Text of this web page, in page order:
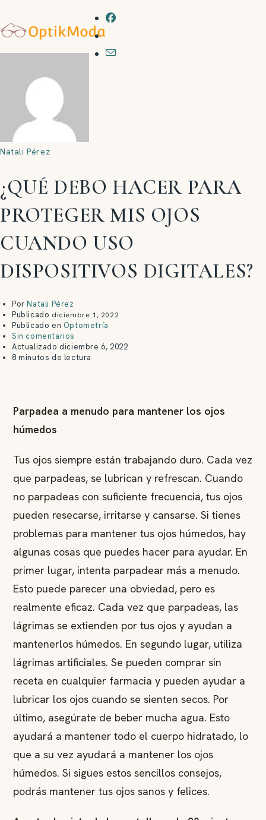
al
Natali Pérez
¿QUÉ DEBO HACER PARA
PROTEGER MIS OJOS
CUANDO USO
DISPOSITIVOS DIGITALES?
PorNatali Pérez
Publicado diciembre 1, 2022
Publicado en Optometría
Sin comentarios
Actualizadodiciembre 6, 2022
8 minutos de lectura
Parpadea a menudo para mantener los ojos
húmedos
Tus ojos siempre están trabajando duro. Cada vez
que parpadeas, se lubrican y refrescan. Cuando
no parpadeas con suficiente frecuencia, tus ojos
pueden resecarse, irritarse y cansarse. Si tienes
problemas para mantener tus ojos húmedos, hay
algunas cosas que puedes hacer para ayudar. En
primer lugar, intenta parpadear más a menudo.
Esto puede parecer una obviedad, pero es
realmente eficaz. Cada vez que parpadeas, las
lágrimas se extienden por tus ojos y ayudan a
mantenerlos húmedos. En segundo lugar, utiliza
lágrimas artificiales. Se pueden comprar sin
receta en cualquier farmacia y pueden ayudar a
lubricar los ojos cuando se sienten secos. Por
último, asegúrate de beber mucha agua. Esto
ayudará a mantener todo el cuerpo hidratado, lo
que a su vez ayudará a mantener los ojos
húmedos. Si sigues estos sencillos consejos,
podrás mantener tus ojos sanos y felices.